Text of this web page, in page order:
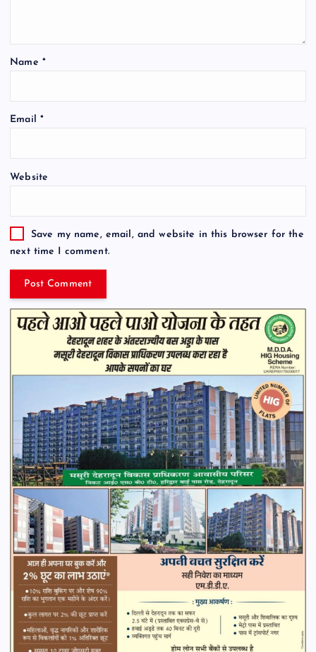
Name *
Email *
Website
Save my name, email, and website in this browser for the
next time I comment.